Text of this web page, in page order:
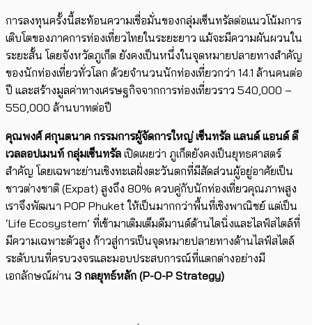
การลงทุนครั้งนี้สะท้อนความเชื่อมั่นของกลุ่มเซ็นทรัลต่อแนวโน้มการ
เติบโตของภาคการท่องเที่ยวไทยในระยะยาว แม้จะมีความผันผวนใน
ระยะสั้น โดยจังหวัดภูเก็ต ยังคงเป็นหนึ่งในจุดหมายปลายทางสำคัญ
ของนักท่องเที่ยวทั่วโลก ด้วยจำนวนนักท่องเที่ยวกว่า 14.1 ล้านคนต่อ
ปี และสร้างมูลค่าทางเศรษฐกิจจากการท่องเที่ยวราว 540,000 –
550,000 ล้านบาทต่อปี
คุณพงศ์ ศกุนตนาค กรรมการผู้จัดการใหญ่ เซ็นทรัล แลนด์ แอนด์ ดี
เวลลอปเมนท์ กลุ่มเซ็นทรัล เปิดเผยว่า ภูเก็ตยังคงเป็นยุทธศาสตร์
สำคัญ โดยเฉพาะย่านเชิงทะเลฝั่งตะวันตกที่มีสัดส่วนผู้อยู่อาศัยเป็น
ชาวต่างชาติ (Expat) สูงถึง 80% ควบคู่กับนักท่องเที่ยวคุณภาพสูง
เราจึงพัฒนา POP Phuket ให้เป็นมากกว่าพื้นที่เชิงพาณิชย์ แต่เป็น
‘Life Ecosystem’ ที่เข้ามาเติมเต็มดีมานด์ด้านไดนิ่งและไลฟ์สไตล์ที่
มีความเฉพาะตัวสูง ก้าวสู่การเป็นจุดหมายปลายทางด้านไลฟ์สไตล์
ระดับบนที่ครบวงจรและมอบประสบการณ์ที่แตกต่างอย่างมี
เอกลักษณ์ผ่าน 3 กลยุทธ์หลัก (P-O-P Strategy)